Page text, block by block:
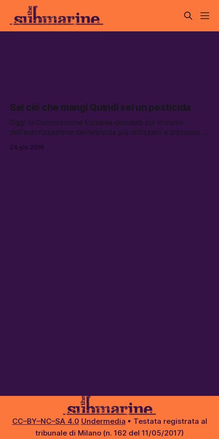
Sei ciò che mangi Quindi sei un pesticida
Oggi la Commissione Europea deciderà sul rinnovo
dell’autorizzazione dell’erbicida più utilizzato e discusso al
24 giu 2016
CC–BY–NC–SA 4.0 Undermedia • Testata registrata al
tribunale di Milano (n. 162 del 11/05/2017)